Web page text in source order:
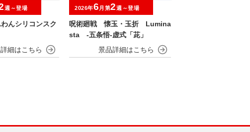
んシリコンスク
週～登場
呪術廻戦 懐玉・玉折 Lumina
sta ‐五条悟‐虚式「茈」
2026年6 月第2週～登場